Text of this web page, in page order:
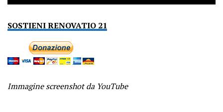
SOSTIENI RENOVATIO 21
Immagine screenshot da YouTube